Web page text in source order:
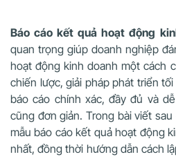
Báo cáo kết quả hoạt động
quan trọng giúp doanh nghiệp
hoạt động kinh doanh một cách
chiến lược, giải pháp phát triển
báo cáo chính xác, đầy đủ và
cũng đơn giản. Trong bài viết
mẫu báo cáo kết quả hoạt động
nhất, đồng thời hướng dẫn cách